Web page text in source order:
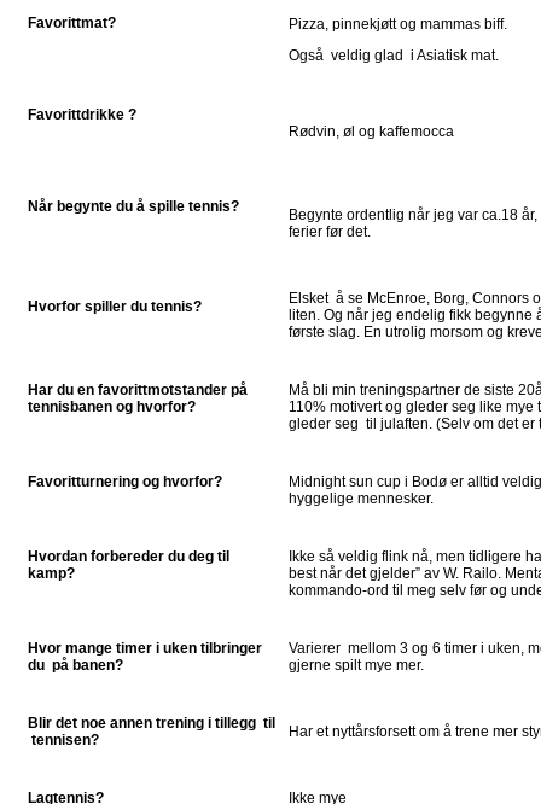
Favorittmat?
Pizza, pinnekjøtt og mammas biff.
Også veldig glad i Asiatisk mat.
Favorittdrikke ?
Rødvin, øl og kaffemocca
Når begynte du å spille tennis?
Begynte ordentlig når jeg var ca.18
ferier før det.
Hvorfor spiller du tennis?
Elsket å se McEnroe, Borg, Connors
liten. Og når jeg endelig fikk begynne
første slag. En utrolig morsom og
Har du en favorittmotstander på
tennisbanen og hvorfor?
Må bli min treningspartner de siste
110% motivert og gleder seg like
gleder seg til julaften. (Selv om det er
Favoritturnering og hvorfor?
Midnight sun cup i Bodø er alltid
hyggelige mennesker.
Hvordan forbereder du deg til
kamp?
Ikke så veldig flink nå, men tidligere
best når det gjelder” av W. Railo.
kommando-ord til meg selv før og
Hvor mange timer i uken tilbringer
du på banen?
Varierer mellom 3 og 6 timer i uken,
gjerne spilt mye mer.
Blir det noe annen trening i tillegg til
tennisen?
Har et nyttårsforsett om å trene mer
Lagtennis? Ikke mye